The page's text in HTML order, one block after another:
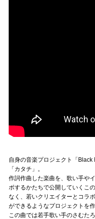
自身の音楽プロジェクト「
「カタチ」。
作詞作曲した楽曲を、歌い手や
ボするかたちで公開していくこ
なく、若いクリエイターとコラ
ができるようなプロジェクトを
この曲では若手歌い手のさむた